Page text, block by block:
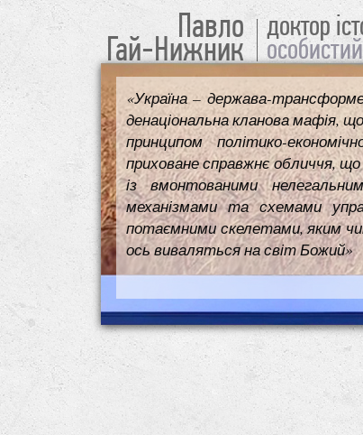
Павло
Гай-Нижник
доктор
«Україна – держава-
денаціональна кланова мафія,
принципом політико-
приховане справжнє обличчя,
із вмонтованими
механізмами та схемами
потаємними скелетами, яким
ось виваляться на світ Божий»